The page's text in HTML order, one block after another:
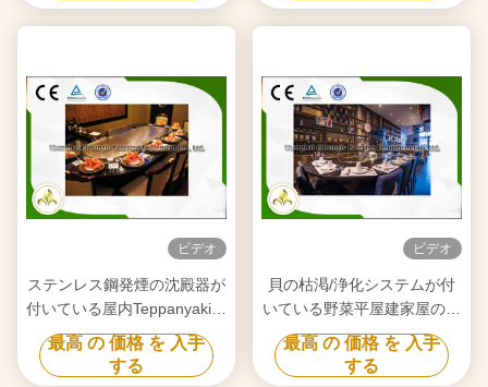
ビデオ
ステンレス鋼発煙の沈殿器が
付いている屋内Teppanyakiの
グリル10の座席
最高 の 価格 を 入手
する
ビデオ
貝の枯渇/浄化システムが付
いている野菜平屋建家屋の屋
内グリル
最高 の 価格 を 入手
する